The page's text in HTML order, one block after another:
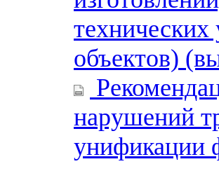
технических
объектов)
нарушений
унификации